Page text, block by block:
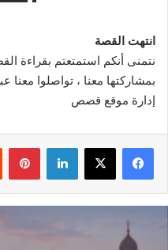
انتهت القصة
نتمنى أنكم استمتعتم بقراءة
بمشاركتها معنا ، تواصلوا معنا
إدارة موقع قصص
فيسبوك ‫X لينكدإن